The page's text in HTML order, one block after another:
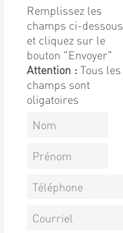
Remplissez les
champs ci-dessous
et cliquez sur le
bouton "Envoyer"
Attention :Tous les
champs sont
oligatoires